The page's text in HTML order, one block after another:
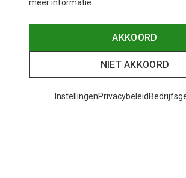
meer informatie.
AKKOORD
NIET AKKOORD
InstellingenPrivacybeleid